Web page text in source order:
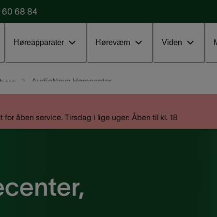
60 68 84
Høreapparater Høreværn Viden
Udfyld vores formular Test
AudioNova Hørecenter
åben service. Tirsdag i lige uger: Åben til kl. 18